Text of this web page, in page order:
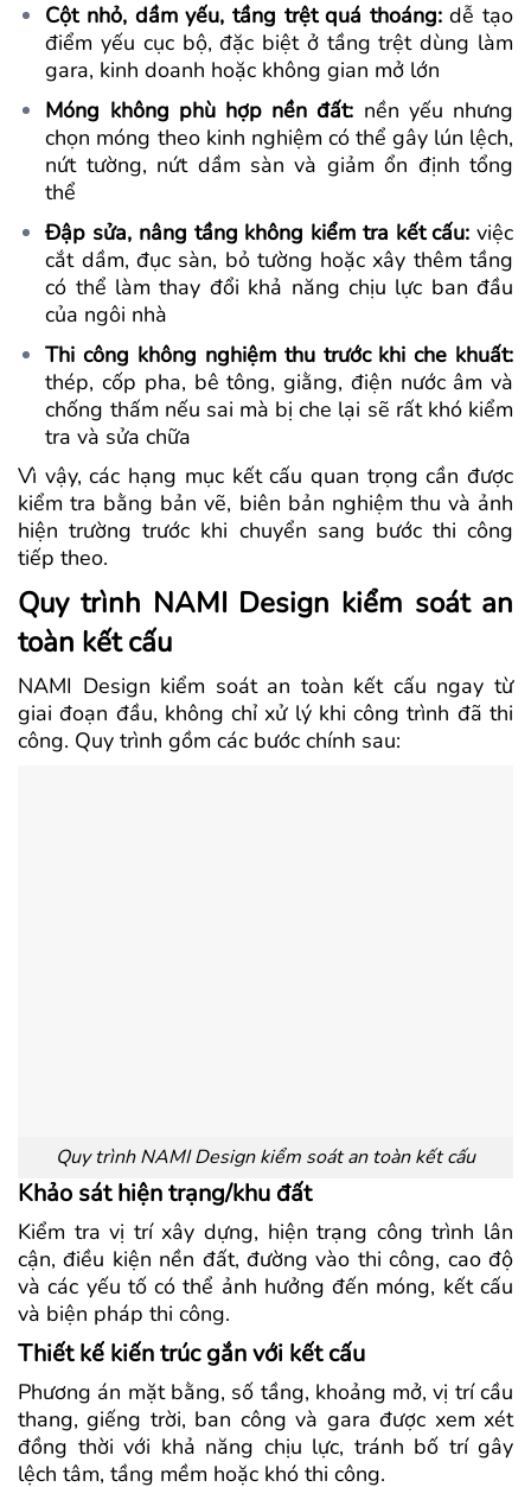
Cột nhỏ, dầm yếu, tầng trệt quá thoáng:dễ tạo
điểm yếu cục bộ, đặc biệt ở tầng trệt dùng làm
gara, kinh doanh hoặc không gian mở lớn
Móng không phù hợp nền đất: nền yếu nhưng
chọn móng theo kinh nghiệm có thể gây lún lệch,
nứt tường, nứt dầm sàn và giảm ổn định tổng
thể
Đập sửa, nâng tầng không kiểm tra kết cấu: việc
cắt dầm, đục sàn, bỏ tường hoặc xây thêm tầng
có thể làm thay đổi khả năng chịu lực ban đầu
của ngôi nhà
Thi công không nghiệm thu trước khi che khuất:
thép, cốp pha, bê tông, giằng, điện nước âm và
chống thấm nếu sai mà bị che lại sẽ rất khó kiểm
tra và sửa chữa
Vì vậy, các hạng mục kết cấu quan trọng cần được
kiểm tra bằng bản vẽ, biên bản nghiệm thu và ảnh
hiện trường trước khi chuyển sang bước thi công
tiếp theo.
Quy trình NAMI Design kiểm soát an
toàn kết cấu
NAMI Design kiểm soát an toàn kết cấu ngay từ
giai đoạn đầu, không chỉ xử lý khi công trình đã thi
công. Quy trình gồm các bước chính sau:
Quy trình NAMI Design kiểm soát an toàn kết cấu
Khảo sát hiện trạng/khu đất
Kiểm tra vị trí xây dựng, hiện trạng công trình lân
cận, điều kiện nền đất, đường vào thi công, cao độ
và các yếu tố có thể ảnh hưởng đến móng, kết cấu
và biện pháp thi công.
Thiết kế kiến trúc gắn với kết cấu
Phương án mặt bằng, số tầng, khoảng mở, vị trí cầu
thang, giếng trời, ban công và gara được xem xét
đồng thời với khả năng chịu lực, tránh bố trí gây
lệch tâm, tầng mềm hoặc khó thi công.